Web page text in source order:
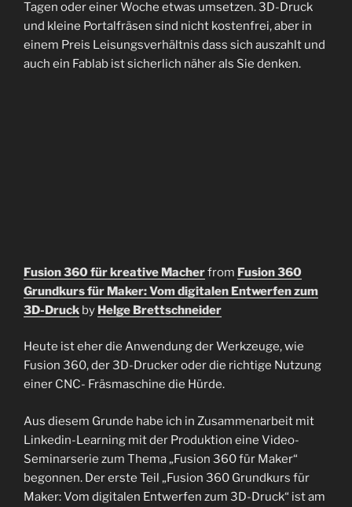
Tagen oder einer Woche etwas umsetzen. 3D-Druck
und kleine Portalfräsen sind nicht kostenfrei, aber in
einem Preis Leisungsverhältnis dass sich auszahlt und
auch ein Fablab ist sicherlich näher als Sie denken.
Fusion 360 für kreative Macherfrom Fusion 360
Grundkurs für Maker: Vom digitalen Entwerfen zum
3D-Druck by Helge Brettschneider
Heute ist eher die Anwendung der Werkzeuge, wie
Fusion 360, der 3D-Drucker oder die richtige Nutzung
einer CNC- Fräsmaschine die Hürde.
Aus diesem Grunde habe ich in Zusammenarbeit mit
Linkedin-Learning mit der Produktion eine Video-
Seminarserie zum Thema „Fusion 360 für Maker“
begonnen. Der erste Teil „Fusion 360 Grundkurs für
Maker: Vom digitalen Entwerfen zum 3D-Druck“ ist am